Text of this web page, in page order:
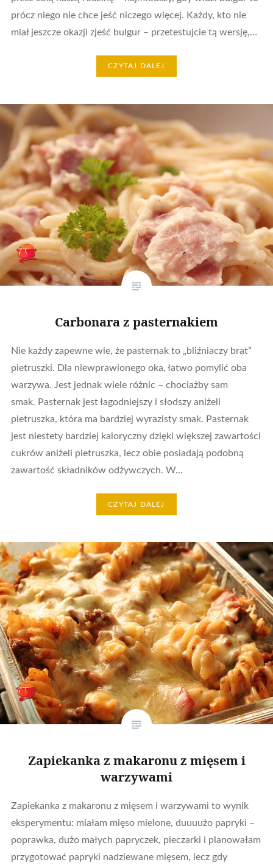
prócz niego nie chce jeść niczego więcej. Każdy, kto nie
miał jeszcze okazji zjeść bulgur – przetestujcie tą wersję,…
CZYTAJ DALEJ
Carbonara z pasternakiem
Nie każdy zapewne wie, że pasternak to „bliźniaczy brat”
pietruszki. Dla niewprawionego oka, łatwo pomylić oba
warzywa. Jest jednak wiele różnic – chociażby sam
smak. Pasternak jest łagodniejszy i słodszy aniżeli
pietruszka, która ma bardziej wyrazisty smak. Pasternak
jest niestety bardziej kaloryczny dzięki większej zawartości
cukrów aniżeli pietruszka, lecz obie posiadają podobną
zawartość składników odżywczych. W…
CZYTAJ DALEJ
Zapiekanka z makaronu z mięsem i
warzywami
Zapiekanka z makaronu z mięsem i warzywami to wynik
eksperymentu: miałam mięso mielone, duuuużo papryki –
poprawka, dużo małych papryczek, pieczarki i planowałam
przygotować papryki nadziewane mięsem, lecz gdy